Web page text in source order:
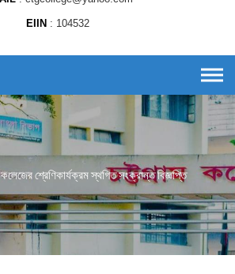
EIIN 104532
কলেজের শ্রেণিকার্যক্রম স্থগিত সংক্রান্ত বিজ্ঞপ্তি